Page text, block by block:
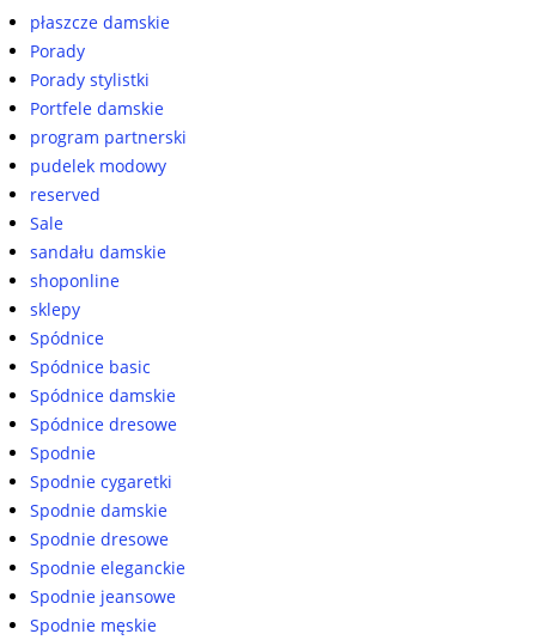
płaszcze damskie
Porady
Porady stylistki
Portfele damskie
program partnerski
pudelek modowy
reserved
Sale
sandału damskie
shoponline
sklepy
Spódnice
Spódnice basic
Spódnice damskie
Spódnice dresowe
Spodnie
Spodnie cygaretki
Spodnie damskie
Spodnie dresowe
Spodnie eleganckie
Spodnie jeansowe
Spodnie męskie